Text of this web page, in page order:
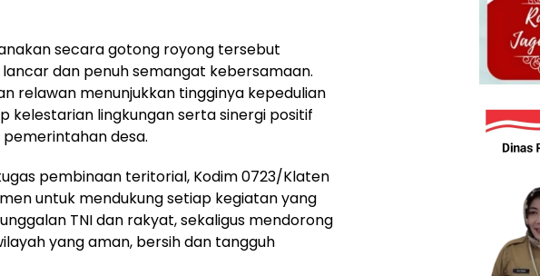
secara gotong royong tersebut
dan penuh semangat kebersamaan.
relawan menunjukkan tingginya kepedulian
kelestarian lingkungan serta sinergi positif
desa.
pembinaan teritorial, Kodim 0723/Klaten
untuk mendukung setiap kegiatan yang
TNI dan rakyat, sekaligus mendorong
yang aman, bersih dan tangguh